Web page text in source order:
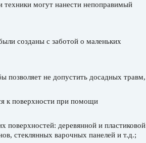
техники могут нанести непоправимый
созданы с заботой о маленьких
позволяет не допустить досадных травм,
к поверхности при помощи
поверхностей: деревянной и пластиковой
стеклянных варочных панелей и т.д.;